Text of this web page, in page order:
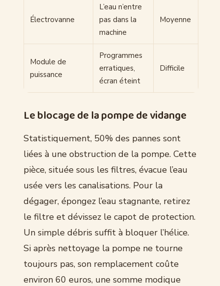
Électrovanne
L’eau n’entre
pas dans la
machine
Moyenne
Module de
puissance
Programmes
erratiques,
écran éteint
Difficile
Le blocage de la pompe de vidange
Statistiquement, 50% des pannes sont
liées à une obstruction de la pompe. Cette
pièce, située sous les filtres, évacue l’eau
usée vers les canalisations. Pour la
dégager, épongez l’eau stagnante, retirez
le filtre et dévissez le capot de protection.
Un simple débris suffit à bloquer l’hélice.
Si après nettoyage la pompe ne tourne
toujours pas, son remplacement coûte
environ 60 euros, une somme modique